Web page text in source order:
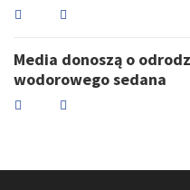
Media donoszą o
wodorowego sedana